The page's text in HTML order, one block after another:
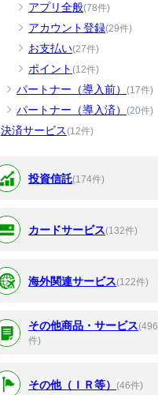
アプリ全般(78件)
アカウント登録(29件)
お支払い(27件)
ポイント (12件)
パートナー（導入前） (17件)
パートナー（導入済） (20件)
決済サービス(12件)
投資信託(174件)
カードサービス(132件)
海外関連サービス(122件)
その他商品・サービス(496
件)
その他（ＩＲ等） (46件)